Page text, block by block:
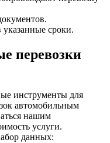
сроки.
перевозки
инструменты для
автомобильным
нашим
услуги.
данных: